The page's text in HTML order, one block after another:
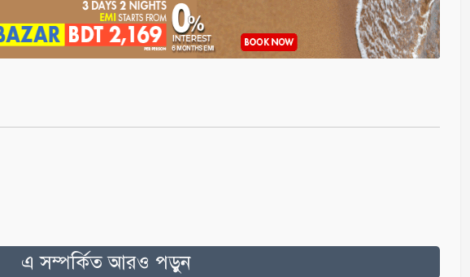
এ সম্পর্কিত আরও পড়ুন